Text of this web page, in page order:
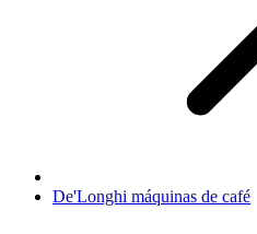
De'Longhi máquinas de café